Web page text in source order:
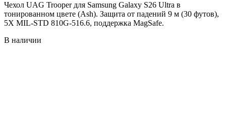
990,00₽.
990,00₽.
Чехол UAG Trooper для Samsung Galaxy S26 Ultra в
тонированном цвете (Ash). Защита от падений 9 м (30 футов),
5X MIL-STD 810G-516.6, поддержка MagSafe.
В наличии